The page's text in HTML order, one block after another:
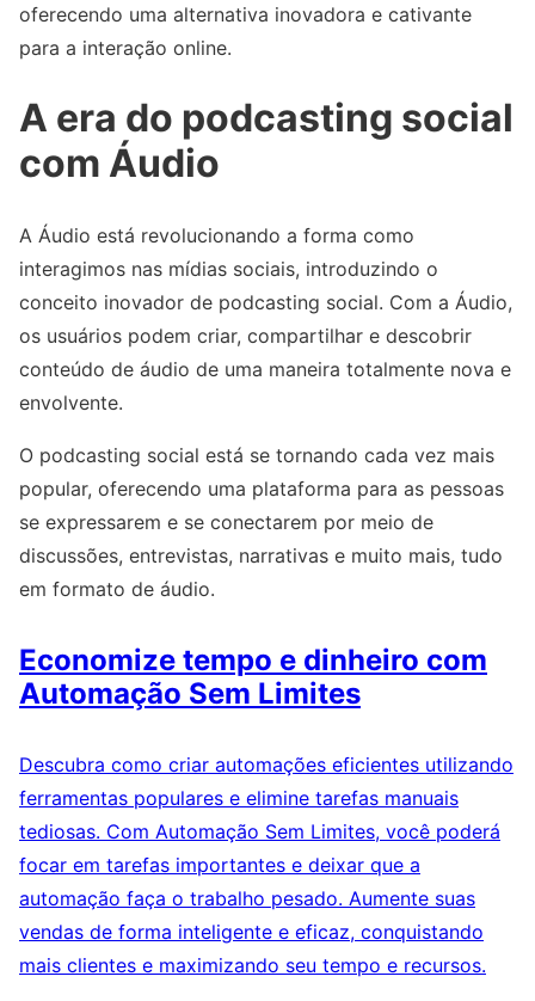
oferecendo uma alternativa inovadora e cativante
para a interação online.
A era do podcasting social
com Áudio
A Áudio está revolucionando a forma como
interagimos nas mídias sociais, introduzindo o
conceito inovador de podcasting social. Com a Áudio,
os usuários podem criar, compartilhar e descobrir
conteúdo de áudio de uma maneira totalmente nova e
envolvente.
O podcasting social está se tornando cada vez mais
popular, oferecendo uma plataforma para as pessoas
se expressarem e se conectarem por meio de
discussões, entrevistas, narrativas e muito mais, tudo
em formato de áudio.
Economize tempo e dinheiro com
Automação Sem Limites
Descubra como criar automações eficientes utilizando
ferramentas populares e elimine tarefas manuais
tediosas. Com Automação Sem Limites, você poderá
focar em tarefas importantes e deixar que a
automação faça o trabalho pesado. Aumente suas
vendas de forma inteligente e eficaz, conquistando
mais clientes e maximizando seu tempo e recursos.